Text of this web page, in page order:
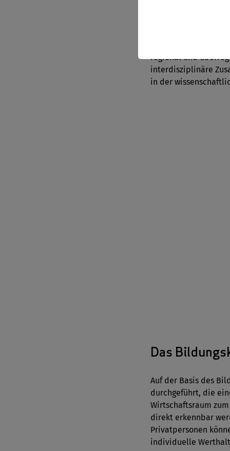
wissenschaftliche
nehmen wir
unser Konzept
zukunftsfähigem
regional und
interdisziplinäre
in der
Das
Auf der Basis des
durchgeführt, die
Wirtschaftsraum
direkt erkennbar
Privatpersonen
individuelle